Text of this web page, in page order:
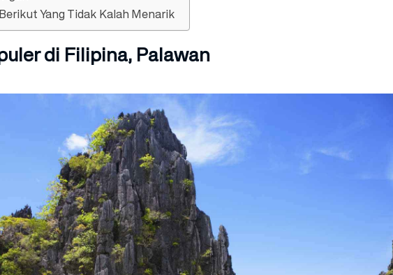
Yang Tidak Kalah Menarik
di Filipina, Palawan